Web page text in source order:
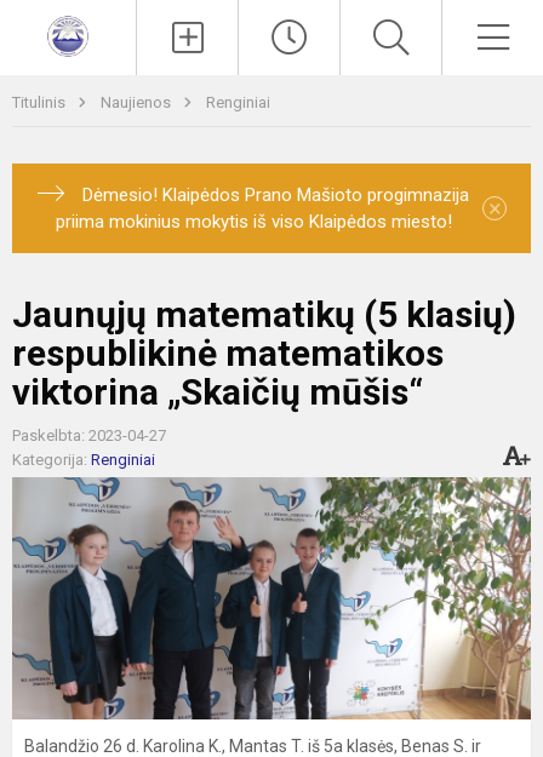
Titulinis Naujienos Renginiai
Dėmesio! Klaipėdos Prano Mašioto progimnazija
priima mokinius mokytis iš viso Klaipėdos miesto!
×
Jaunųjų matematikų (5 klasių)
respublikinė matematikos
viktorina „Skaičių mūšis“
Paskelbta: 2023-04-27
Kategorija: Renginiai
Balandžio 26 d. Karolina K., Mantas T. iš 5a klasės, Benas S. ir